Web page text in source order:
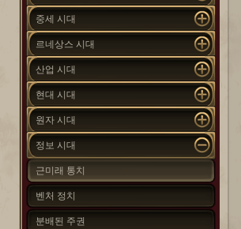
중세 시대
르네상스 시대
산업 시대
현대 시대
원자 시대
정보 시대
근미래 통치
벤처 정치
분배된 주권